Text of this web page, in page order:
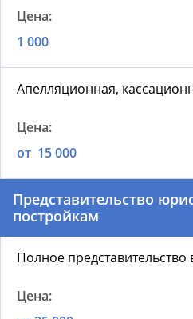
1 000
Апелляционная,
от 15 000
Представительство
постройкам
Полное представительство